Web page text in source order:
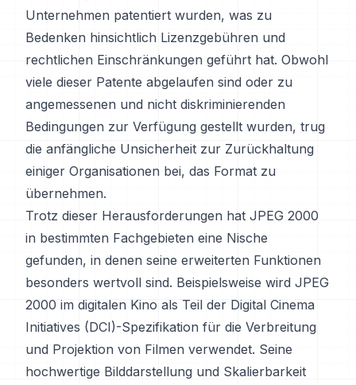
Unternehmen patentiert wurden, was zu
Bedenken hinsichtlich Lizenzgebühren und
rechtlichen Einschränkungen geführt hat. Obwohl
viele dieser Patente abgelaufen sind oder zu
angemessenen und nicht diskriminierenden
Bedingungen zur Verfügung gestellt wurden, trug
die anfängliche Unsicherheit zur Zurückhaltung
einiger Organisationen bei, das Format zu
übernehmen.
Trotz dieser Herausforderungen hat JPEG 2000
in bestimmten Fachgebieten eine Nische
gefunden, in denen seine erweiterten Funktionen
besonders wertvoll sind. Beispielsweise wird JPEG
2000 im digitalen Kino als Teil der Digital Cinema
Initiatives (DCI)-Spezifikation für die Verbreitung
und Projektion von Filmen verwendet. Seine
hochwertige Bilddarstellung und Skalierbarkeit